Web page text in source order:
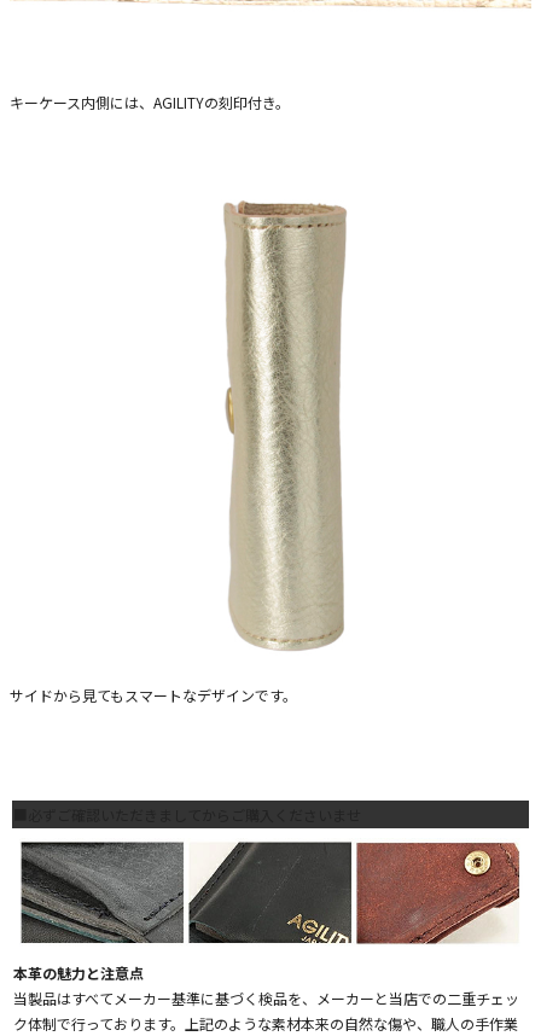
キーケース内側には、AGILITYの刻印付き。
サイドから見てもスマートなデザインです。
本革の魅力と注意点
当製品はすべてメーカー基準に基づく検品を、メーカーと当店での二重チェッ
ク体制で行っております。上記のような素材本来の自然な傷や、職人の手作業